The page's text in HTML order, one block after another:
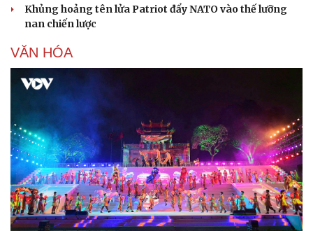
Sức khỏe
Dinh dưỡng - món ngon
Cây thuốc
Sản phụ khoa
Nhi khoa
Đời sống
Nhà đẹp
Blog
Tình yêu - Gia đình
Khủng hoảng tên lửa Patriot đẩy NATO vào thế lưỡng
nan chiến lược
VĂN HÓA